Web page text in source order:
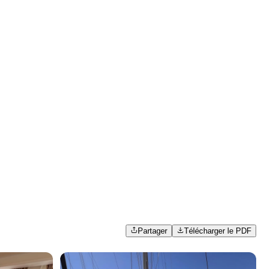
Partager Télécharger le PDF